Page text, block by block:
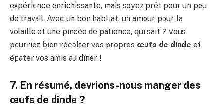
expérience enrichissante, mais soyez prêt pour un peu
de travail. Avec un bon habitat, un amour pour la
volaille et une pincée de patience, qui sait ? Vous
pourriez bien récolter vos propres œufs de dinde et
épater vos amis au dîner !
7. En résumé, devrions-nous manger des
œufs de dinde ?